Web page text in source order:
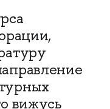
вижусь